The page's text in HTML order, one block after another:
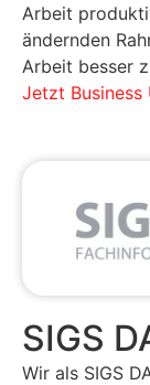
Arbeit
ändernden
Arbeit besser
Jetzt Business
SIGS
Wir als SIGS